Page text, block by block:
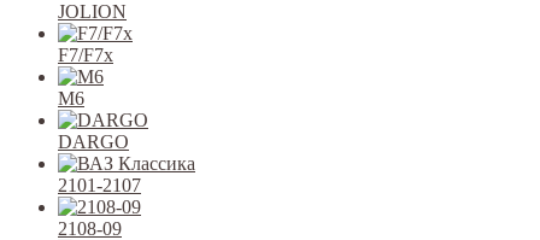
JOLION
F7/F7x
M6
DARGO
2101-2107
2108-09